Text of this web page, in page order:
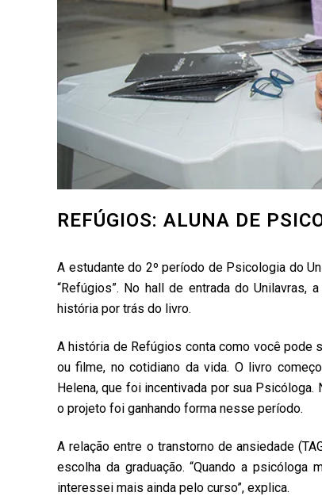
REFÚGIOS: ALUNA DE
A estudante do 2º período de Psicologia do
“Refúgios”. No hall de entrada do Unilavras,
história por trás do livro.
A história de Refúgios conta como você pode
ou filme, no cotidiano da vida. O livro
Helena, que foi incentivada por sua
o projeto foi ganhando forma nesse período.
A relação entre o transtorno de ansiedade
escolha da graduação. “Quando a
interessei mais ainda pelo curso”, explica.